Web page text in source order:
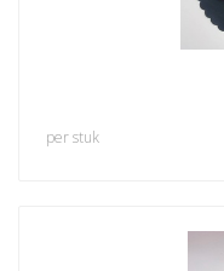
per stuk